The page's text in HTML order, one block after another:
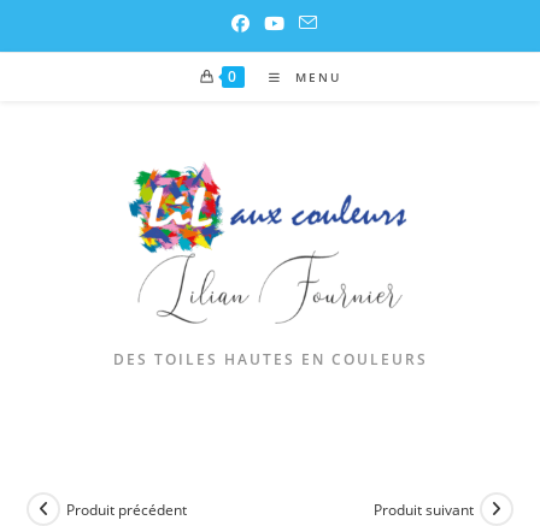
0 MENU
DES TOILES HAUTES EN COULEURS
Produit précédent Produit suivant